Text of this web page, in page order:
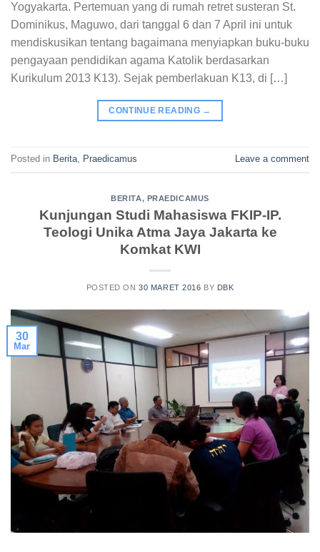
Yogyakarta. Pertemuan yang di rumah retret susteran St.
Dominikus, Maguwo, dari tanggal 6 dan 7 April ini untuk
mendiskusikan tentang bagaimana menyiapkan buku-buku
pengayaan pendidikan agama Katolik berdasarkan
Kurikulum 2013 K13). Sejak pemberlakuan K13, di […]
CONTINUE READING →
Posted in Berita, Praedicamus Leave a comment
BERITA, PRAEDICAMUS
Kunjungan Studi Mahasiswa FKIP-IP.
Teologi Unika Atma Jaya Jakarta ke
Komkat KWI
POSTED ON30 MARET 2016 BY DBK
30
Mar